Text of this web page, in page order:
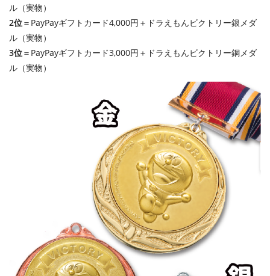
ル（実物）
2位＝PayPayギフトカード4,000円＋ドラえもんビクトリー銀メダ
ル（実物）
3位＝PayPayギフトカード3,000円＋ドラえもんビクトリー銅メダ
ル（実物）